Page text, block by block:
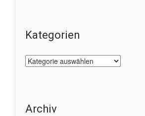
Kategorien
Kategorien
Archiv